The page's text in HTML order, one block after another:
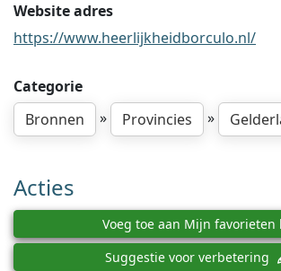
Website adres
https://www.heerlijkheidborculo.nl/
Categorie
Bronnen
» Provincies »
Acties
Voeg toe aan Mijn favorieten
Suggestie voor verbetering